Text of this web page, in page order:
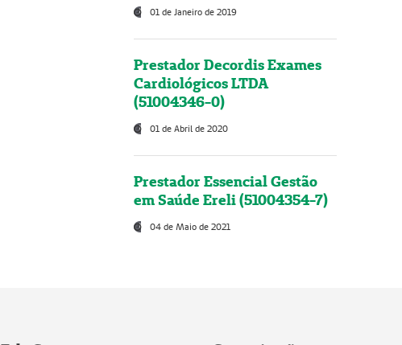
01 de Janeiro de 2019
Prestador Decordis Exames
Cardiológicos LTDA
(51004346-0)
01 de Abril de 2020
Prestador Essencial Gestão
em Saúde Ereli (51004354-7)
04 de Maio de 2021